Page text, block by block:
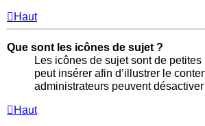
Haut
Que sont les icônes de sujet ?
Les icônes de sujet sont de petites
peut insérer afin d’illustrer le
administrateurs peuvent
Haut